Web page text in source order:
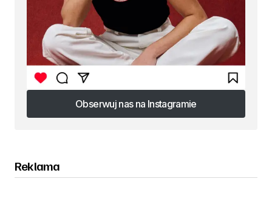
Obserwuj nas na Instagramie
Obserwuj nas na Instagramie
Reklama